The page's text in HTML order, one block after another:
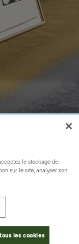
le stockage de
sur le site, analyser son
les cookies